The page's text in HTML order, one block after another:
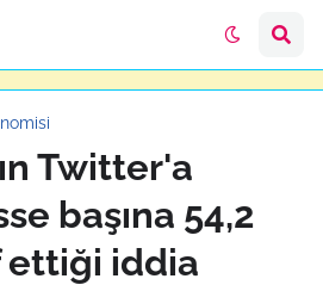
Twitter'a
başına 54,2
iddia